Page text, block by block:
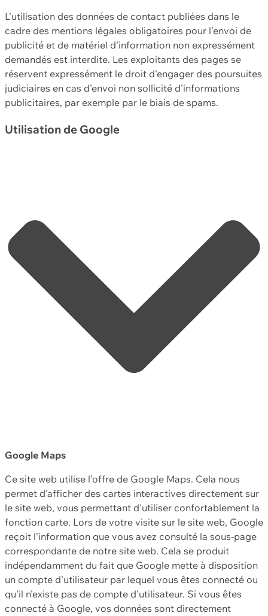
L'utilisation des données de contact publiées dans le
cadre des mentions légales obligatoires pour l'envoi de
publicité et de matériel d'information non expressément
demandés est interdite. Les exploitants des pages se
réservent expressément le droit d'engager des poursuites
judiciaires en cas d'envoi non sollicité d'informations
publicitaires, par exemple par le biais de spams.
Utilisation de Google
Google Maps
Ce site web utilise l'offre de Google Maps. Cela nous
permet d'afficher des cartes interactives directement sur
le site web, vous permettant d'utiliser confortablement la
fonction carte. Lors de votre visite sur le site web, Google
reçoit l'information que vous avez consulté la sous-page
correspondante de notre site web. Cela se produit
indépendamment du fait que Google mette à disposition
un compte d'utilisateur par lequel vous êtes connecté ou
qu'il n'existe pas de compte d'utilisateur. Si vous êtes
connecté à Google, vos données sont directement